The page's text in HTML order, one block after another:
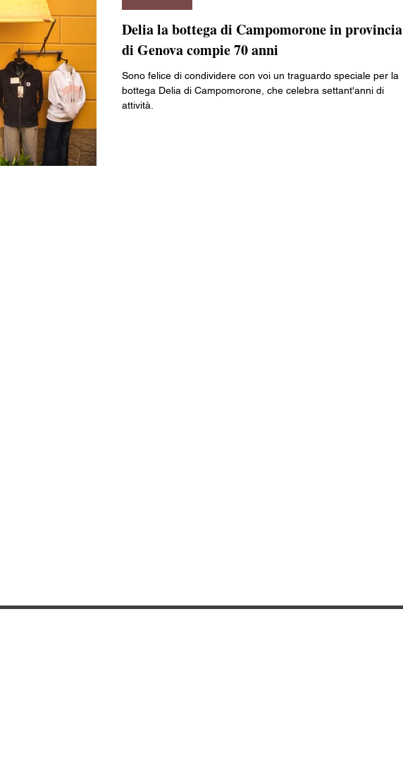
Delia la bottega di Campomorone in provincia
di Genova compie 70 anni
Sono felice di condividere con voi un traguardo speciale per la
bottega Delia di Campomorone, che celebra settant'anni di
attività.